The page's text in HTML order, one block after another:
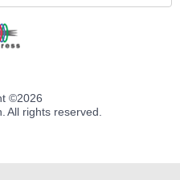
©2026
All rights reserved.